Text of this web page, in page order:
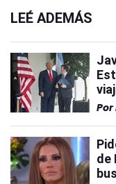
LEÉ ADEMÁS
Por
de